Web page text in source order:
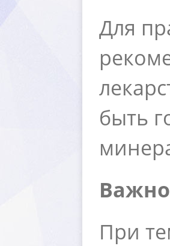
Для
ыть
При